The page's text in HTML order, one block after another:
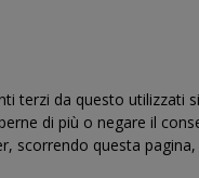
terzi da questo utilizzati
di più o negare il
scorrendo questa